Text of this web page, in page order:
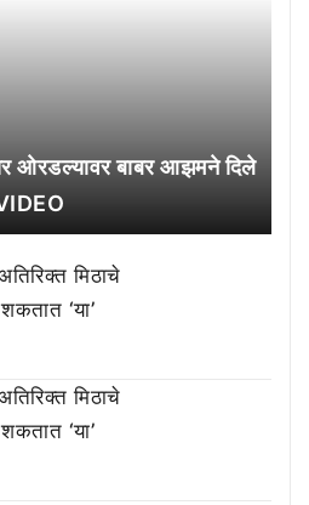
ओरडल्यावर बाबर आझमने दिले
मिठाचे
‘या’
मिठाचे
‘या’